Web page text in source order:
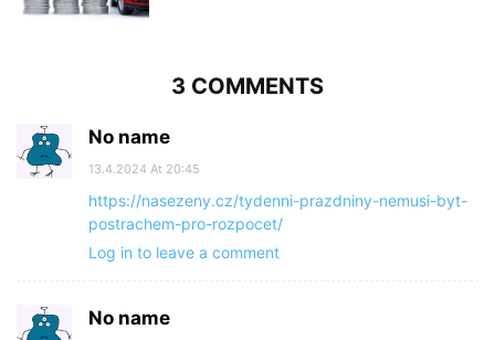
3 COMMENTS
No name
13.4.2024 At 20:45
https://nasezeny.cz/tydenni-prazdniny-nemusi-byt-
postrachem-pro-rozpocet/
Log in to leave a comment
No name